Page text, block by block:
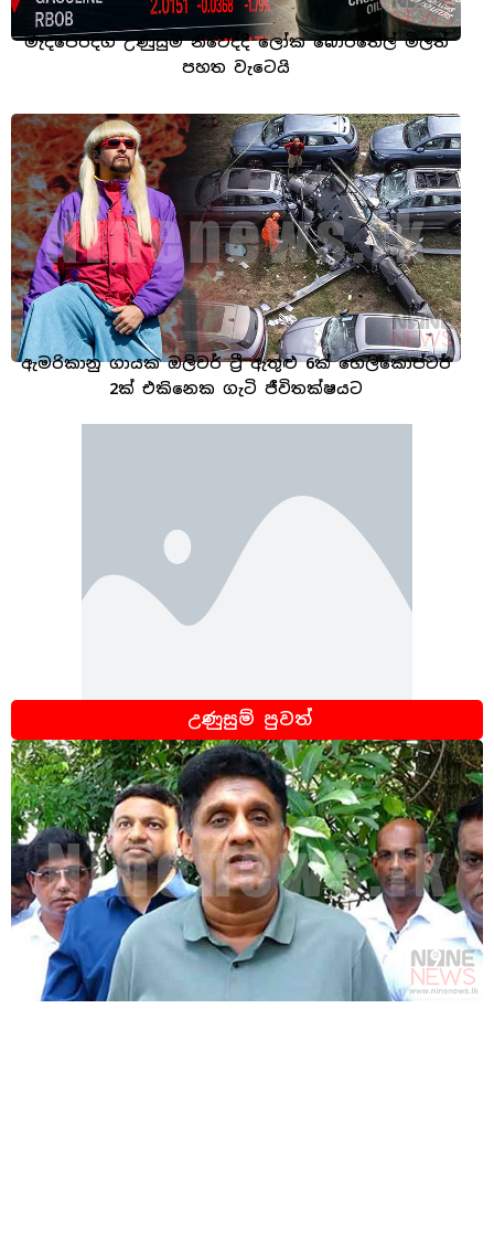
මැදපෙරදිග උණුසුම නිවෙද්දී ලෝක බොරතෙල් මිලත්
පහත වැටෙයි
ඇමරිකානු ගායක ඔලිවර් ට්‍රී ඇතුළු 6ක් හෙලිකොප්ටර්
2ක් එකිනෙක ගැටි ජීවිතක්ෂයට
උණුසුම් පුවත්